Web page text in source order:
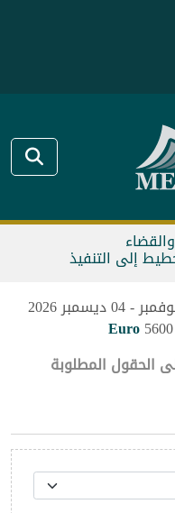
إلى التنفيذ
5600
Euro
الحقول المطلوبة